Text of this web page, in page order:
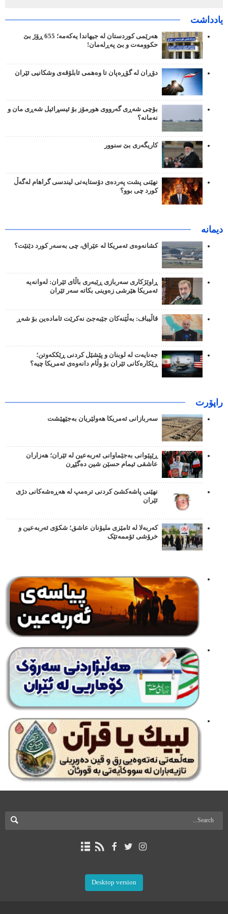
یادداشت
هەرێمی کوردستان لە جیهاندا یەکەمە؛ 655 ڕۆژ بێ
حکوومەت و بێ پەڕلەمان!
دۆڕان لە گۆڕەپان تا وەهمی ئابلۆقەی وشکانیی ئێران
بۆچی شەڕی گەرووی هورمۆز بۆ ئیسڕائیل شەڕی مان و
نەمانە؟
کاریگەری بێ سنوور
نهێنی پشت پەردەی دۆستایەتی لیندسی گراهام لەگەڵ
کورد چی بوو؟
دیمانە
کشانەوەی ئەمریکا لە عێراق، چی بەسەر کورد دێنێت؟
ڕاوێژکاری سەربازی ڕێبەری باڵای ئێران: لەوانەیە
ئەمریکا هێرشی زەوینی بکاتە سەر ئێران
قاڵیباف: بەڵێنەکان جێبەجێ نەکرێت ئامادەین بۆ شەڕ
جەنایەت لە لوبنان و پێشێل کردنی ڕێککەوتن؛
ڕێکارەکانی ئێران بۆ وڵام دانەوەی ئەمریکا چیە؟
راپۆرت
سەربازانی ئەمریکا هەولێریان بەجێهێشت
ڕێپێوانی بەجێماوانی ئەربەعین لە ئێران؛ هەزاران
عاشقی ئیمام حسێن شین دەگێڕن
نهێنی پاشەکشێ کردنی ترەمپ لە هەڕەشەکانی دژی
ئێران
کەربەلا لە ئامێزی ملیۆنان عاشق؛ شکۆی ئەربەعین و
خرۆشی ئۆممەتێک
Desktop version